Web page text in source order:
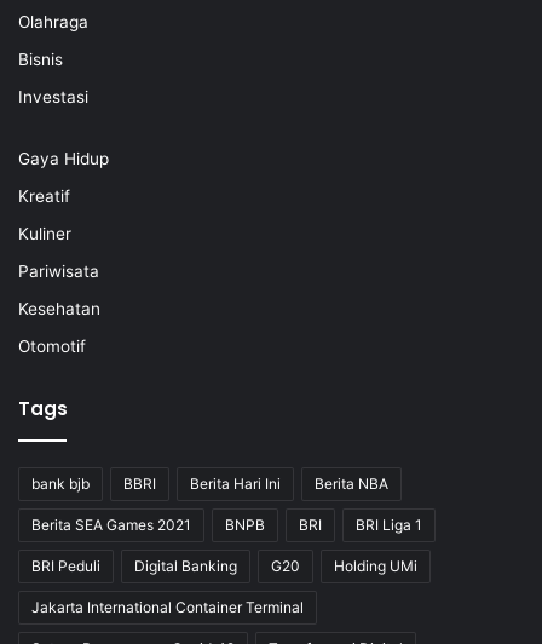
Olahraga
Bisnis
Investasi
Gaya Hidup
Kreatif
Kuliner
Pariwisata
Kesehatan
Otomotif
Tags
bank bjb BBRI Berita Hari Ini Berita NBA
Berita SEA Games 2021 BNPB BRI BRI Liga 1
BRI Peduli Digital Banking G20 Holding UMi
Jakarta International Container Terminal